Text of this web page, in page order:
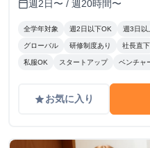
calendar_today週2日〜 / 週20時間〜
全学年対象 週2日以下OK 週3日以
グローバル 研修制度あり 社長直下
私服OK スタートアップ ベンチャ
gradeお気に入り